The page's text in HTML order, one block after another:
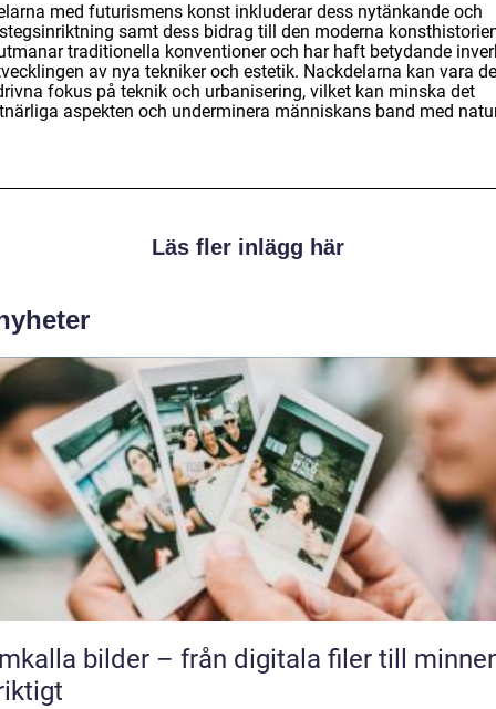
med futurismens konst inkluderar dess nytänkande och
samt dess bidrag till den moderna
traditionella konventioner och har haft betydande
av nya tekniker och estetik. Nackdelarna kan vara
fokus på teknik och urbanisering, vilket kan minska det
aspekten och underminera människans band med
Läs fler inlägg här
bilder – från digitala filer till